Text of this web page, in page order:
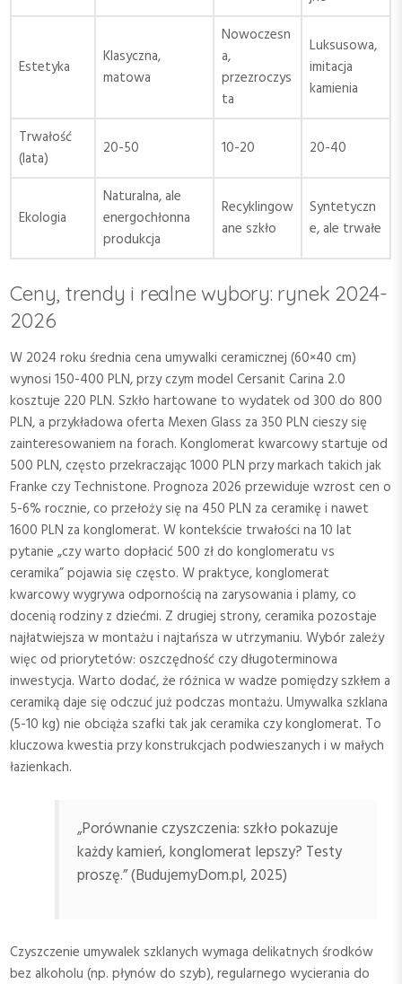
Estetyka
Klasyczna,
matowa
Nowoczesn
a,
przezroczys
ta
Luksusowa,
imitacja
kamienia
Trwałość
(lata)
20-50 10-20 20-40
Ekologia
Naturalna, ale
energochłonna
produkcja
Recyklingow
ane szkło
Syntetyczn
e, ale trwałe
Ceny, trendy i realne wybory: rynek 2024-
2026
W 2024 roku średnia cena umywalki ceramicznej (60×40 cm)
wynosi 150-400 PLN, przy czym model Cersanit Carina 2.0
kosztuje 220 PLN. Szkło hartowane to wydatek od 300 do 800
PLN, a przykładowa oferta Mexen Glass za 350 PLN cieszy się
zainteresowaniem na forach. Konglomerat kwarcowy startuje od
500 PLN, często przekraczając 1000 PLN przy markach takich jak
Franke czy Technistone. Prognoza 2026 przewiduje wzrost cen o
5-6% rocznie, co przełoży się na 450 PLN za ceramikę i nawet
1600 PLN za konglomerat. W kontekście trwałości na 10 lat
pytanie „czy warto dopłacić 500 zł do konglomeratu vs
ceramika” pojawia się często. W praktyce, konglomerat
kwarcowy wygrywa odpornością na zarysowania i plamy, co
docenią rodziny z dziećmi. Z drugiej strony, ceramika pozostaje
najłatwiejsza w montażu i najtańsza w utrzymaniu. Wybór zależy
więc od priorytetów: oszczędność czy długoterminowa
inwestycja. Warto dodać, że różnica w wadze pomiędzy szkłem a
ceramiką daje się odczuć już podczas montażu. Umywalka szklana
(5-10 kg) nie obciąża szafki tak jak ceramika czy konglomerat. To
kluczowa kwestia przy konstrukcjach podwieszanych i w małych
łazienkach.
„Porównanie czyszczenia: szkło pokazuje
każdy kamień, konglomerat lepszy? Testy
proszę.” (BudujemyDom.pl, 2025)
Czyszczenie umywalek szklanych wymaga delikatnych środków
bez alkoholu (np. płynów do szyb), regularnego wycierania do